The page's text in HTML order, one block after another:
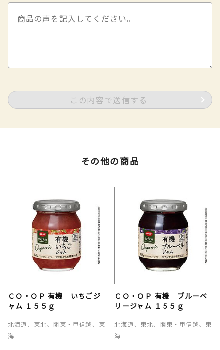
この内容で送信する
その他の商品
ＣＯ・ＯＰ 有機 いちごジ
ャム １５５ｇ
北海道、東北、関東・甲信越、東
海
ＣＯ・ＯＰ 有機 ブルーベ
リージャム １５５ｇ
北海道、東北、関東・甲信越、東
海